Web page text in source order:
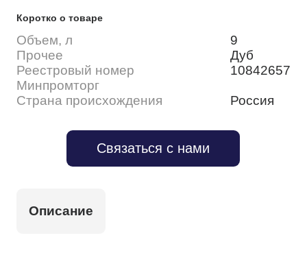
Коротко о товаре
Объем, л
9
Прочее
Дуб
Реестровый номер
Минпромторг
10842657
Страна происхождения Россия
Связаться с нами
Описание